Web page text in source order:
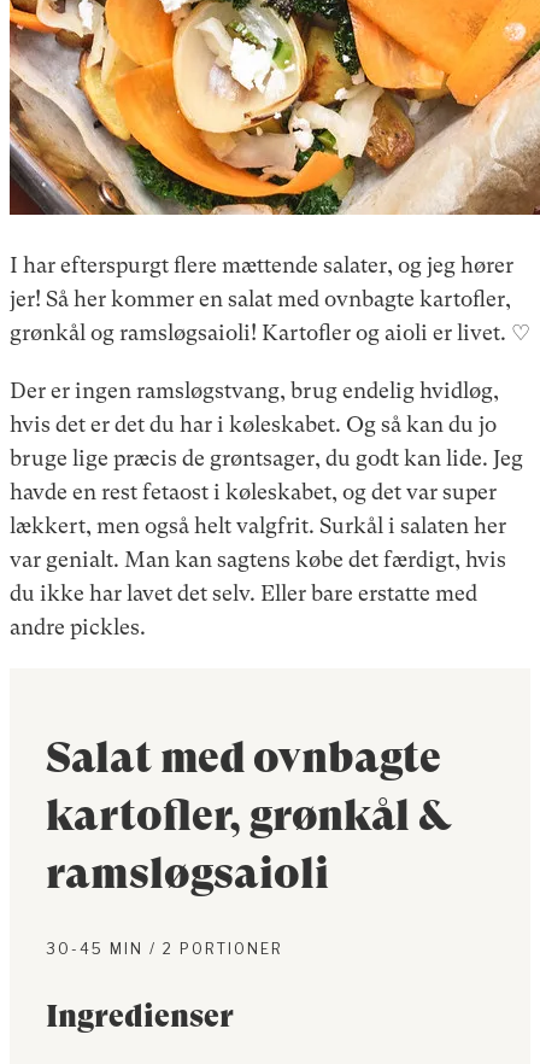
I har efterspurgt flere mættende salater, og jeg hører
jer! Så her kommer en salat med ovnbagte kartofler,
grønkål og ramsløgsaioli! Kartofler og aioli er livet. ♡
Der er ingen ramsløgstvang, brug endelig hvidløg,
hvis det er det du har i køleskabet. Og så kan du jo
bruge lige præcis de grøntsager, du godt kan lide. Jeg
havde en rest fetaost i køleskabet, og det var super
lækkert, men også helt valgfrit. Surkål i salaten her
var genialt. Man kan sagtens købe det færdigt, hvis
du ikke har lavet det selv. Eller bare erstatte med
andre pickles.
Salat med ovnbagte
kartofler, grønkål &
ramsløgsaioli
30-45 MIN / 2 PORTIONER
Ingredienser